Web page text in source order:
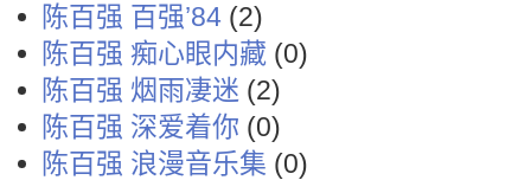
陈百强 百强’84 (2)
陈百强 痴心眼内藏 (0)
陈百强 烟雨凄迷 (2)
陈百强 深爱着你 (0)
陈百强 浪漫音乐集 (0)